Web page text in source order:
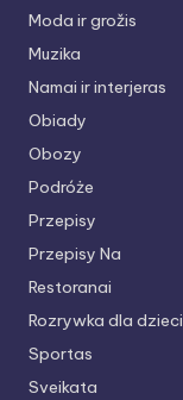
Moda ir grožis
Muzika
Namai ir interjeras
Obiady
Obozy
Podróże
Przepisy
Przepisy Na
Restoranai
Rozrywka dla dzieci
Sportas
Sveikata